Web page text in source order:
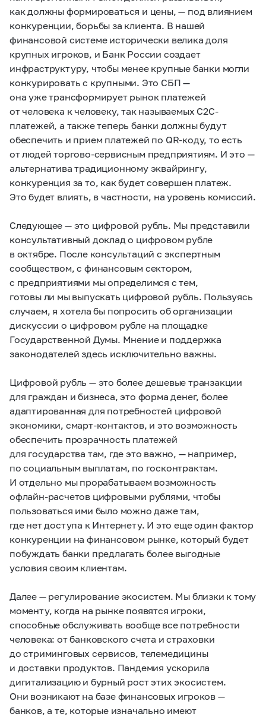
как должны формироваться и цены, — под влиянием
конкуренции, борьбы за клиента. В нашей
финансовой системе исторически велика доля
крупных игроков, и Банк России создает
инфраструктуру, чтобы менее крупные банки могли
конкурировать с крупными. Это СБП —
она уже трансформирует рынок платежей
от человека к человеку, так называемых С2С-
платежей, а также теперь банки должны будут
обеспечить и прием платежей по QR-коду, то есть
от людей торгово-сервисным предприятиям. И это —
альтернатива традиционному эквайрингу,
конкуренция за то, как будет совершен платеж.
Это будет влиять, в частности, на уровень комиссий.
Следующее — это цифровой рубль. Мы представили
консультативный доклад о цифровом рубле
в октябре. После консультаций с экспертным
сообществом, с финансовым сектором,
с предприятиями мы определимся с тем,
готовы ли мы выпускать цифровой рубль. Пользуясь
случаем, я хотела бы попросить об организации
дискуссии о цифровом рубле на площадке
Государственной Думы. Мнение и поддержка
законодателей здесь исключительно важны.
Цифровой рубль — это более дешевые транзакции
для граждан и бизнеса, это форма денег, более
адаптированная для потребностей цифровой
экономики, смарт-контактов, и это возможность
обеспечить прозрачность платежей
для государства там, где это важно, — например,
по социальным выплатам, по госконтрактам.
И отдельно мы прорабатываем возможность
офлайн-расчетов цифровыми рублями, чтобы
пользоваться ими было можно даже там,
где нет доступа к Интернету. И это еще один фактор
конкуренции на финансовом рынке, который будет
побуждать банки предлагать более выгодные
условия своим клиентам.
Далее — регулирование экосистем. Мы близки к тому
моменту, когда на рынке появятся игроки,
способные обслуживать вообще все потребности
человека: от банковского счета и страховки
до стриминговых сервисов, телемедицины
и доставки продуктов. Пандемия ускорила
дигитализацию и бурный рост этих экосистем.
Они возникают на базе финансовых игроков —
банков, а те, которые изначально имеют